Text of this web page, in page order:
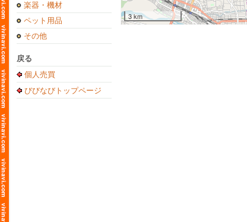
楽器・機材
ペット用品
その他
戻る
個人売買
びびなびトップページ
3 km